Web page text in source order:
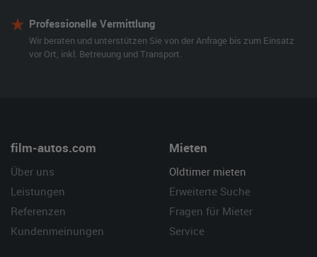
Professionelle Vermittlung
Wir beraten und unterstützen Sie von der Anfrage bis zum Einsatz
vor Ort, inkl. Betreuung und Transport.
film-autos.com
Über uns
Leistungen
Referenzen
Kundenmeinungen
Mieten
Oldtimer mieten
Erweiterte Suche
Fragen für Mieter
Service